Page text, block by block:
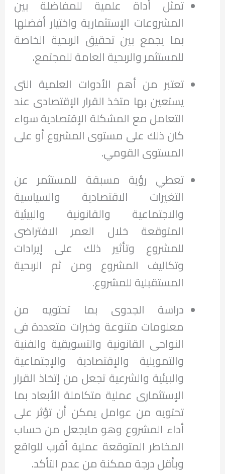
تمثل أداة علمية للمفاضلة بين
المشروعات الإستثمارية واختيار أفضلها
بما يجمع بين تحقيق الربحية الخاصة
للمستثمر والربحية العامة للمجتمع.
تعتبر من أهم الأدوات العلمية التى
يستعين بها متخذ القرار الإقتصادى عند
التعامل مع المشكلة الإقتصادية سواء
كان ذلك على مستوى المشروع أو على
المستوى القومي.
تعطي رؤية مسبقة للمستثمر عن
التغيرات الاقتصادية والسياسية
والاجتماعية والقانونية والبيئية
المتوقعة خلال العمر الافتراضى
للمشروع وتأثير ذلك على إيرادات
وتكاليف المشروع ومن ثم الربحية
المستقبلية للمشروع.
دراسة الجدوى بما تحتويه من
معلومات متنوعة وخبرات متعددة فى
النواحى القانونية والتسويقية والفنية
والتمويلية والإقتصادية والإجتماعية
والبيئية والشرعية تجعل من إتخاذ القرار
الإستثمارى عملية متكاملة الأبعاد بما
تحتويه من عوامل يمكن أن تؤثر على
أداء المشروع وهو مايجعل من حساب
المخاطر المتوقعة عملية أقرب للواقع
وبأقل درجة ممكنة من عدم التأكد.